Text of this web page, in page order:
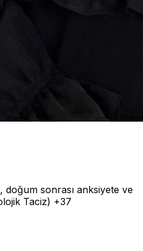
sonrası anksiyete ve
Taciz) +37